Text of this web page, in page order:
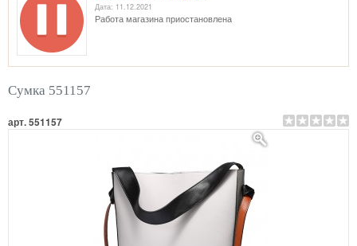
Дата: 11.12.2021
Работа магазина приостановлена
Сумка 551157
арт. 551157